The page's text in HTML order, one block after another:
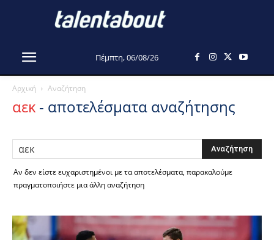
Πέμπτη, 06/08/26
Αρχική Αναζήτηση
αεκ - αποτελέσματα αναζήτησης
Αν δεν είστε ευχαριστημένοι με τα αποτελέσματα, παρακαλούμε
πραγματοποιήστε μια άλλη αναζήτηση